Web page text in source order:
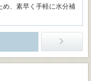
め、素早く手軽に水分補